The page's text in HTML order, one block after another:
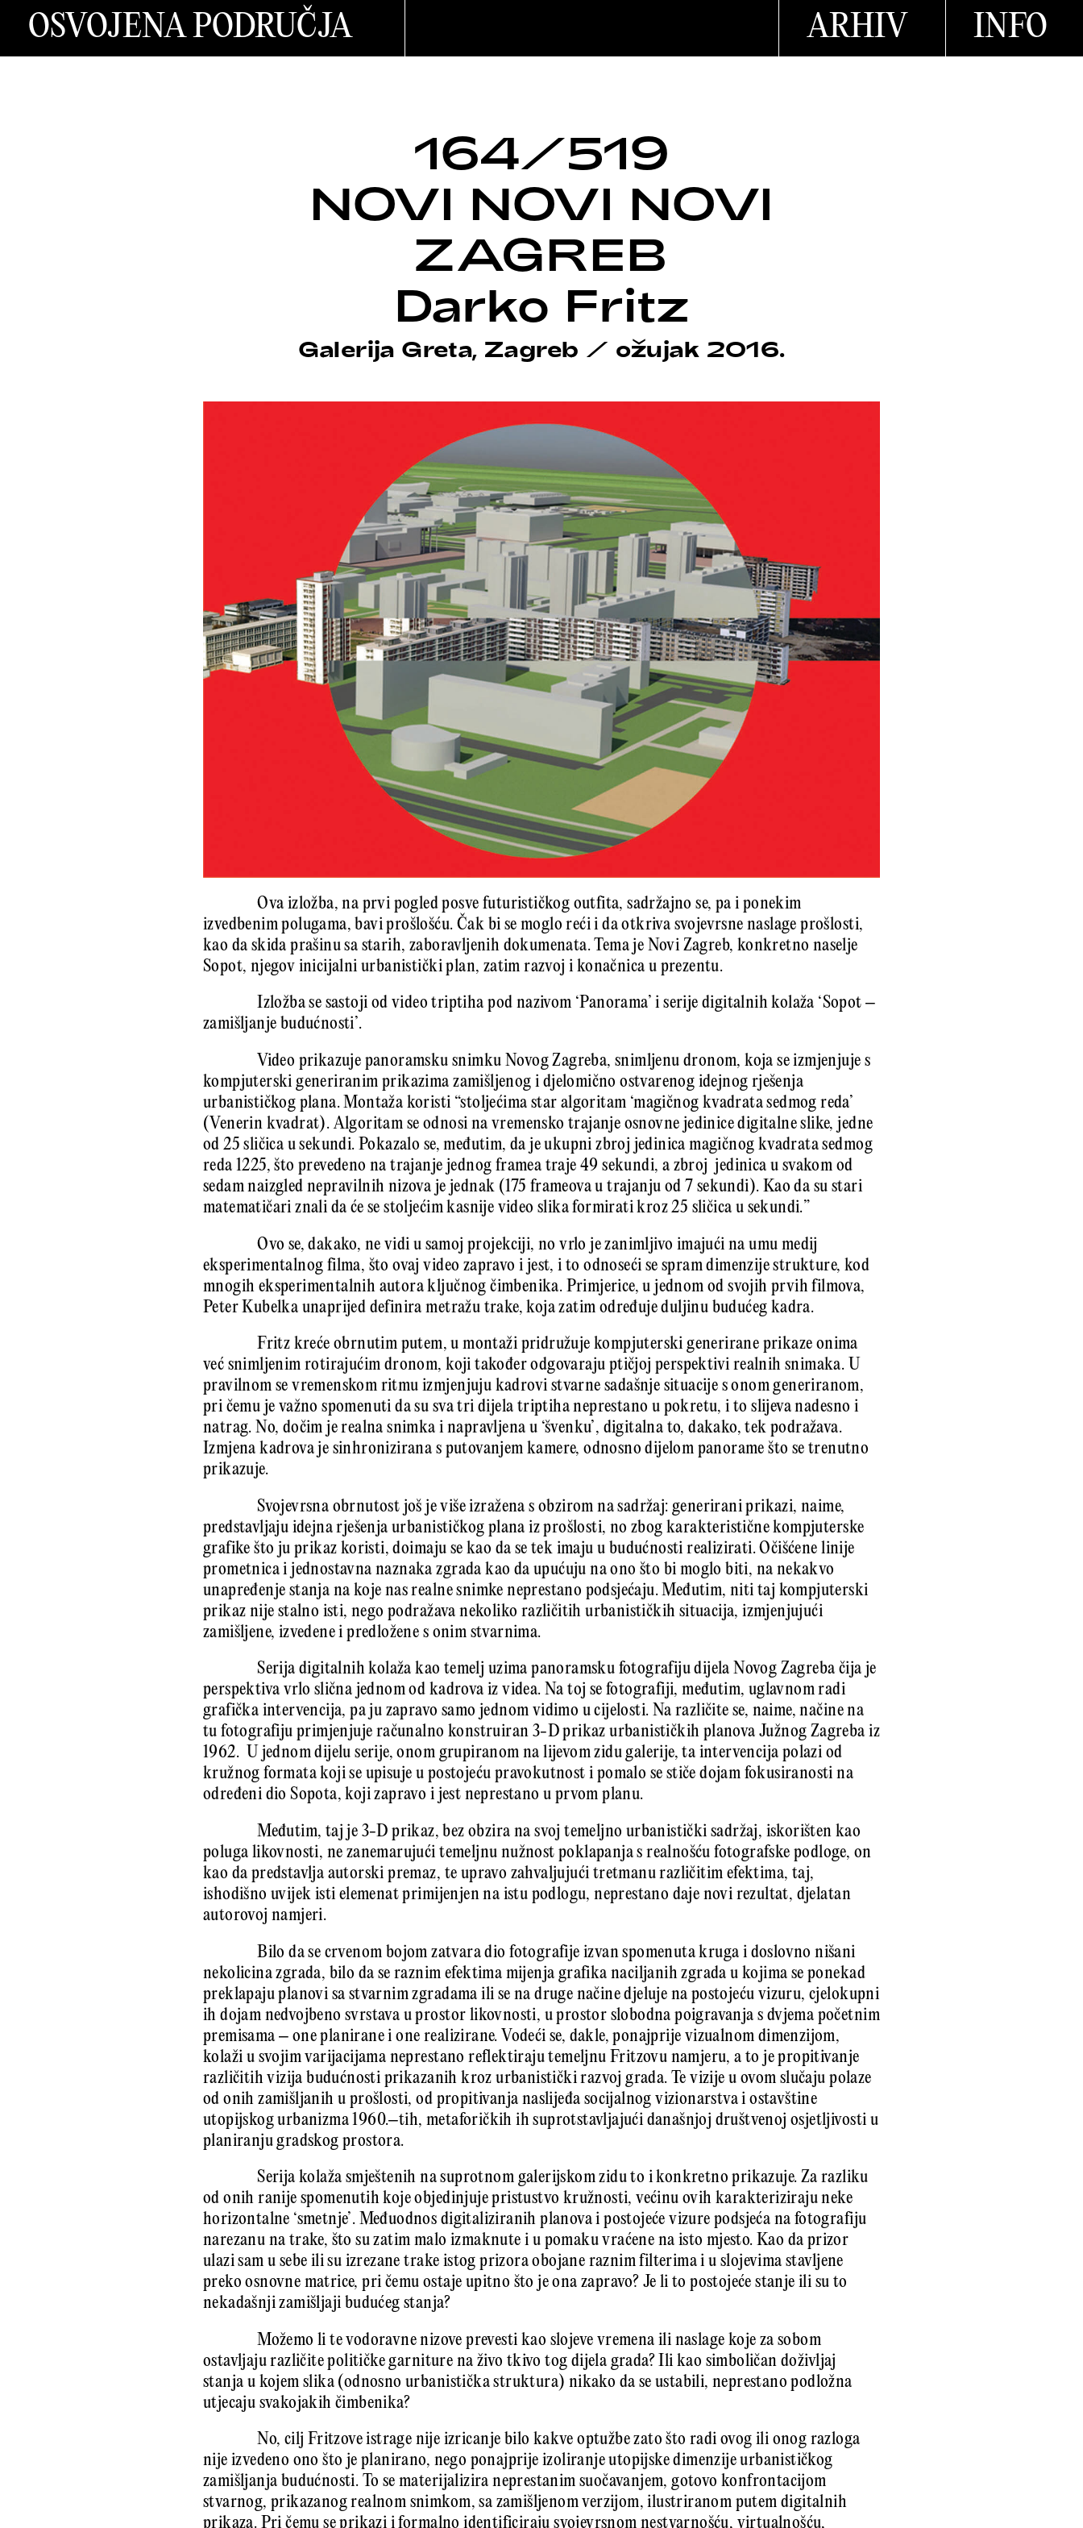
OSVOJENA PODRUČJA ARHIV INFO
164/519
NOVI NOVI NOVI
ZAGREB
Darko Fritz
Galerija Greta, Zagreb / ožujak 2016.
Ova izložba, na prvi pogled posve futurističkog outfita, sadržajno se, pa i ponekim
izvedbenim polugama, bavi prošlošću. Čak bi se moglo reći i da otkriva svojevrsne naslage prošlosti,
kao da skida prašinu sa starih, zaboravljenih dokumenata. Tema je Novi Zagreb, konkretno naselje
Sopot, njegov inicijalni urbanistički plan, zatim razvoj i konačnica u prezentu.
Izložba se sastoji od video triptiha pod nazivom ‘Panorama’ i serije digitalnih kolaža ‘Sopot –
zamišljanje budućnosti’.
Video prikazuje panoramsku snimku Novog Zagreba, snimljenu dronom, koja se izmjenjuje s
kompjuterski generiranim prikazima zamišljenog i djelomično ostvarenog idejnog rješenja
urbanističkog plana. Montaža koristi “stoljećima star algoritam ‘magičnog kvadrata sedmog reda’
(Venerin kvadrat). Algoritam se odnosi na vremensko trajanje osnovne jedinice digitalne slike, jedne
od 25 sličica u sekundi. Pokazalo se, međutim, da je ukupni zbroj jedinica magičnog kvadrata sedmog
reda 1225, što prevedeno na trajanje jednog framea traje 49 sekundi, a zbroj jedinica u svakom od
sedam naizgled nepravilnih nizova je jednak (175 frameova u trajanju od 7 sekundi). Kao da su stari
matematičari znali da će se stoljećim kasnije video slika formirati kroz 25 sličica u sekundi.”
Ovo se, dakako, ne vidi u samoj projekciji, no vrlo je zanimljivo imajući na umu medij
eksperimentalnog filma, što ovaj video zapravo i jest, i to odnoseći se spram dimenzije strukture, kod
mnogih eksperimentalnih autora ključnog čimbenika. Primjerice, u jednom od svojih prvih filmova,
Peter Kubelka unaprijed definira metražu trake, koja zatim određuje duljinu budućeg kadra.
Fritz kreće obrnutim putem, u montaži pridružuje kompjuterski generirane prikaze onima
već snimljenim rotirajućim dronom, koji također odgovaraju ptičjoj perspektivi realnih snimaka. U
pravilnom se vremenskom ritmu izmjenjuju kadrovi stvarne sadašnje situacije s onom generiranom,
pri čemu je važno spomenuti da su sva tri dijela triptiha neprestano u pokretu, i to slijeva nadesno i
natrag. No, dočim je realna snimka i napravljena u ‘švenku’, digitalna to, dakako, tek podražava.
Izmjena kadrova je sinhronizirana s putovanjem kamere, odnosno dijelom panorame što se trenutno
prikazuje.
Svojevrsna obrnutost još je više izražena s obzirom na sadržaj: generirani prikazi, naime,
predstavljaju idejna rješenja urbanističkog plana iz prošlosti, no zbog karakteristične kompjuterske
grafike što ju prikaz koristi, doimaju se kao da se tek imaju u budućnosti realizirati. Očišćene linije
prometnica i jednostavna naznaka zgrada kao da upućuju na ono što bi moglo biti, na nekakvo
unapređenje stanja na koje nas realne snimke neprestano podsjećaju. Međutim, niti taj kompjuterski
prikaz nije stalno isti, nego podražava nekoliko različitih urbanističkih situacija, izmjenjujući
zamišljene, izvedene i predložene s onim stvarnima.
Serija digitalnih kolaža kao temelj uzima panoramsku fotografiju dijela Novog Zagreba čija je
perspektiva vrlo slična jednom od kadrova iz videa. Na toj se fotografiji, međutim, uglavnom radi
grafička intervencija, pa ju zapravo samo jednom vidimo u cijelosti. Na različite se, naime, načine na
tu fotografiju primjenjuje računalno konstruiran 3-D prikaz urbanističkih planova Južnog Zagreba iz
1962. U jednom dijelu serije, onom grupiranom na lijevom zidu galerije, ta intervencija polazi od
kružnog formata koji se upisuje u postojeću pravokutnost i pomalo se stiče dojam fokusiranosti na
određeni dio Sopota, koji zapravo i jest neprestano u prvom planu.
Međutim, taj je 3-D prikaz, bez obzira na svoj temeljno urbanistički sadržaj, iskorišten kao
poluga likovnosti, ne zanemarujući temeljnu nužnost poklapanja s realnošću fotografske podloge, on
kao da predstavlja autorski premaz, te upravo zahvaljujući tretmanu različitim efektima, taj,
ishodišno uvijek isti elemenat primijenjen na istu podlogu, neprestano daje novi rezultat, djelatan
autorovoj namjeri.
Bilo da se crvenom bojom zatvara dio fotografije izvan spomenuta kruga i doslovno nišani
nekolicina zgrada, bilo da se raznim efektima mijenja grafika naciljanih zgrada u kojima se ponekad
preklapaju planovi sa stvarnim zgradama ili se na druge načine djeluje na postojeću vizuru, cjelokupni
ih dojam nedvojbeno svrstava u prostor likovnosti, u prostor slobodna poigravanja s dvjema početnim
premisama – one planirane i one realizirane. Vodeći se, dakle, ponajprije vizualnom dimenzijom,
kolaži u svojim varijacijama neprestano reflektiraju temeljnu Fritzovu namjeru, a to je propitivanje
različitih vizija budućnosti prikazanih kroz urbanistički razvoj grada. Te vizije u ovom slučaju polaze
od onih zamišljanih u prošlosti, od propitivanja naslijeđa socijalnog vizionarstva i ostavštine
utopijskog urbanizma 1960.–tih, metaforičkih ih suprotstavljajući današnjoj društvenoj osjetljivosti u
planiranju gradskog prostora.
Serija kolaža smještenih na suprotnom galerijskom zidu to i konkretno prikazuje. Za razliku
od onih ranije spomenutih koje objedinjuje pristustvo kružnosti, većinu ovih karakteriziraju neke
horizontalne ‘smetnje’. Međuodnos digitaliziranih planova i postojeće vizure podsjeća na fotografiju
narezanu na trake, što su zatim malo izmaknute i u pomaku vraćene na isto mjesto. Kao da prizor
ulazi sam u sebe ili su izrezane trake istog prizora obojane raznim filterima i u slojevima stavljene
preko osnovne matrice, pri čemu ostaje upitno što je ona zapravo? Je li to postojeće stanje ili su to
nekadašnji zamišljaji budućeg stanja?
Možemo li te vodoravne nizove prevesti kao slojeve vremena ili naslage koje za sobom
ostavljaju različite političke garniture na živo tkivo tog dijela grada? Ili kao simboličan doživljaj
stanja u kojem slika (odnosno urbanistička struktura) nikako da se ustabili, neprestano podložna
utjecaju svakojakih čimbenika?
No, cilj Fritzove istrage nije izricanje bilo kakve optužbe zato što radi ovog ili onog razloga
nije izvedeno ono što je planirano, nego ponajprije izoliranje utopijske dimenzije urbanističkog
zamišljanja budućnosti. To se materijalizira neprestanim suočavanjem, gotovo konfrontacijom
stvarnog, prikazanog realnom snimkom, sa zamišljenom verzijom, ilustriranom putem digitalnih
prikaza. Pri čemu se prikazi i formalno identificiraju svojevrsnom nestvarnošću, virtualnošću,